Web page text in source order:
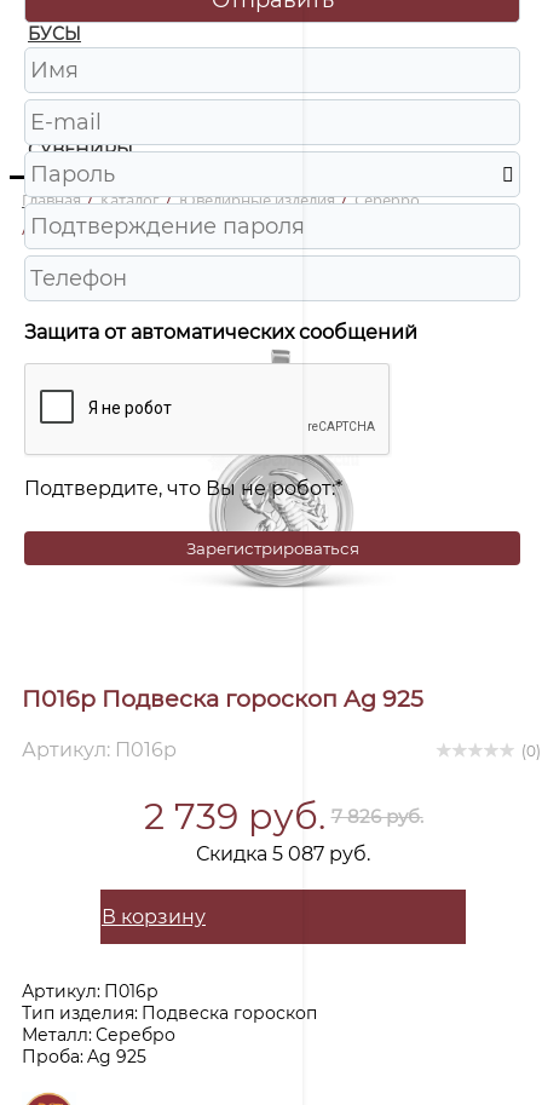
БУСЫ
ЧАСЫ
ШКАТУЛКИ
СУВЕНИРЫ
Главная / Каталог / Ювелирные изделия / Серебро
/
П016р Подвеска гороскоп Ag 925
П016р Подвеска гороскоп Ag 925
Артикул: П016р (0)
2 739 руб. 7 826 руб.
Скидка 5 087 руб.
В корзину
Артикул: П016р
Тип изделия: Подвеска гороскоп
Металл:Серебро
Проба:Ag 925
Защита от автоматических сообщений
Подтвердите, что Вы не робот:*
Зарегистрироваться